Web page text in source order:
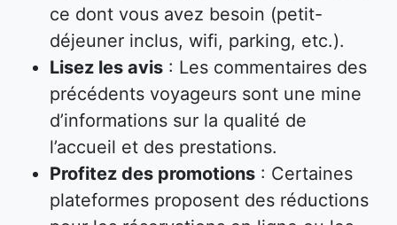
ce dont vous avez besoin (petit-
déjeuner inclus, wifi, parking, etc.).
Lisez les avis : Les commentaires des
précédents voyageurs sont une mine
d’informations sur la qualité de
l’accueil et des prestations.
Profitez des promotions : Certaines
plateformes proposent des réductions